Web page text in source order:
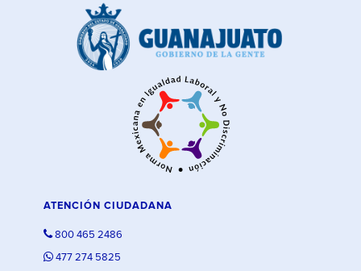
ATENCIÓN CIUDADANA
800 465 2486
477 274 5825